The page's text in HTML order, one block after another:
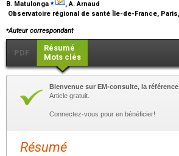
B. Matulonga
, A. Arnaud
Observatoire régional de santé Île-de-France,
⁎Auteur correspondant
PDF
Résumé
Mots clés
Bienvenue sur EM-consulte, la
Article gratuit.
Connectez-vous pour en bénéficier!
Résumé